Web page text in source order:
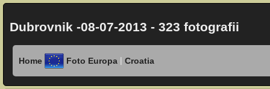
Dubrovnik -08-07-2013 - 323 fotografii
Home Foto Europa | Croatia